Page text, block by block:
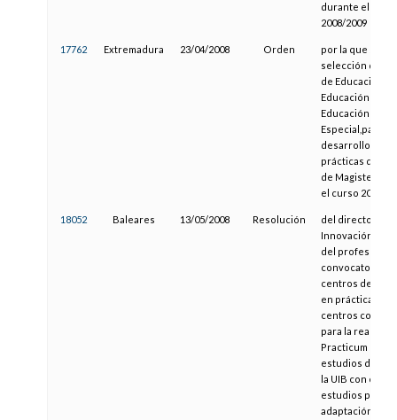
durante el
2008/2009
17762 Extremadura 23/04/2008 Orden
por la que se
selección de
de Educación
Educación
Educación
Especial,para el
desarrollo de
prácticas del
de Magisterio
el curso 2008/
18052 Baleares 13/05/2008 Resolución
del director
Innovación y
del
convocatoria de
centros de
en prácticas o
centros
para la
Practicum de los
estudios de
la UIB con el
estudios previo
adaptación al